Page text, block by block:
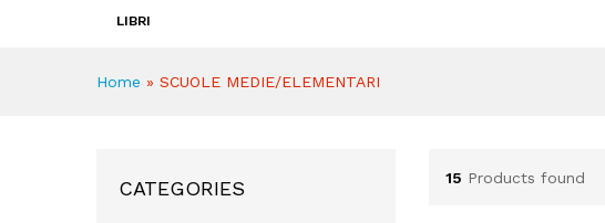
LIBRI
Home » SCUOLE MEDIE/ELEMENTARI
15 Products found
CATEGORIES